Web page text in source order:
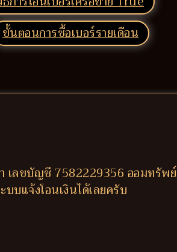
ขั้นตอนการซื้อเบอร์รายเดือน
เลขบัญชี 7582229356 ออมทรัพย์
บแจ้งโอนเงินได้เลยครับ